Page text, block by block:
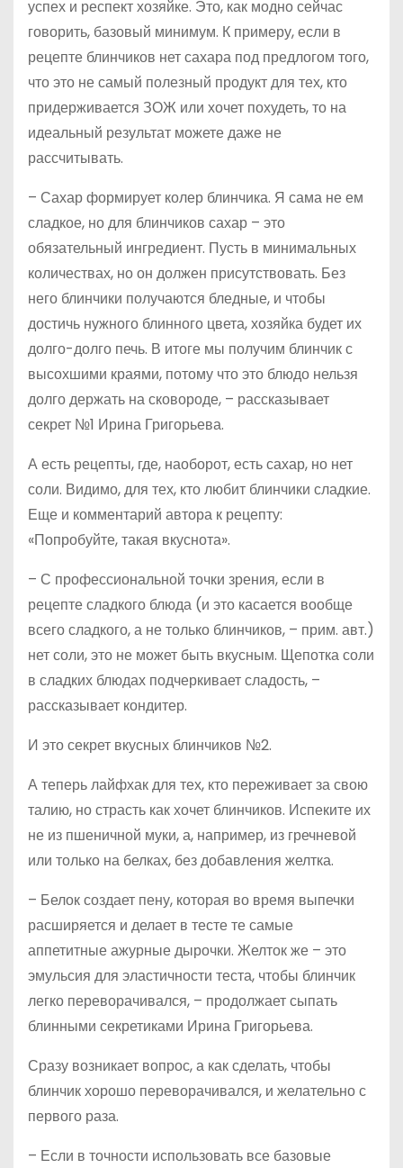
успех и респект хозяйке. Это, как модно сейчас
говорить, базовый минимум. К примеру, если в
рецепте блинчиков нет сахара под предлогом того,
что это не самый полезный продукт для тех, кто
придерживается ЗОЖ или хочет похудеть, то на
идеальный результат можете даже не
рассчитывать.
– Сахар формирует колер блинчика. Я сама не ем
сладкое, но для блинчиков сахар – это
обязательный ингредиент. Пусть в минимальных
количествах, но он должен присутствовать. Без
него блинчики получаются бледные, и чтобы
достичь нужного блинного цвета, хозяйка будет их
долго-долго печь. В итоге мы получим блинчик с
высохшими краями, потому что это блюдо нельзя
долго держать на сковороде, – рассказывает
секрет №1 Ирина Григорьева.
А есть рецепты, где, наоборот, есть сахар, но нет
соли. Видимо, для тех, кто любит блинчики сладкие.
Еще и комментарий автора к рецепту:
«Попробуйте, такая вкуснота».
– С профессиональной точки зрения, если в
рецепте сладкого блюда (и это касается вообще
всего сладкого, а не только блинчиков, – прим. авт.)
нет соли, это не может быть вкусным. Щепотка соли
в сладких блюдах подчеркивает сладость, –
рассказывает кондитер.
И это секрет вкусных блинчиков №2.
А теперь лайфхак для тех, кто переживает за свою
талию, но страсть как хочет блинчиков. Испеките их
не из пшеничной муки, а, например, из гречневой
или только на белках, без добавления желтка.
– Белок создает пену, которая во время выпечки
расширяется и делает в тесте те самые
аппетитные ажурные дырочки. Желток же – это
эмульсия для эластичности теста, чтобы блинчик
легко переворачивался, – продолжает сыпать
блинными секретиками Ирина Григорьева.
Сразу возникает вопрос, а как сделать, чтобы
блинчик хорошо переворачивался, и желательно с
первого раза.
– Если в точности использовать все базовые